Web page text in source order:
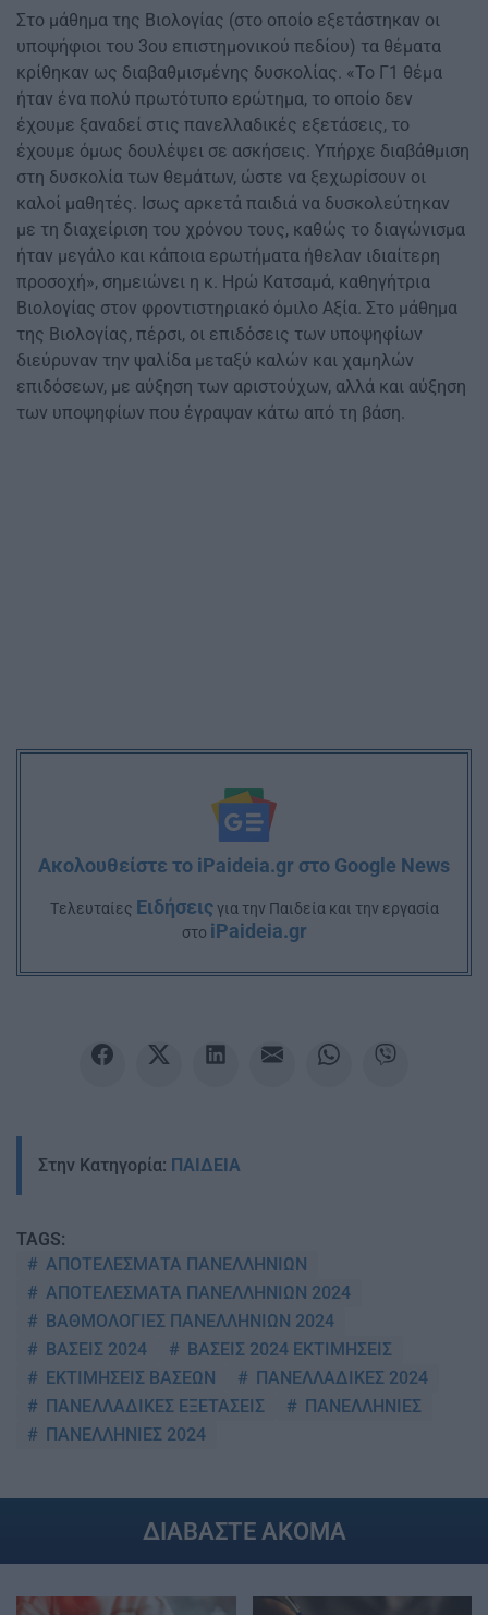
Στο μάθημα της Βιολογίας (στο οποίο εξετάστηκαν οι
υποψήφιοι του 3ου επιστημονικού πεδίου) τα θέματα
κρίθηκαν ως διαβαθμισμένης δυσκολίας. «Το Γ1 θέμα
ήταν ένα πολύ πρωτότυπο ερώτημα, το οποίο δεν
έχουμε ξαναδεί στις πανελλαδικές εξετάσεις, το
έχουμε όμως δουλέψει σε ασκήσεις. Υπήρχε διαβάθμιση
στη δυσκολία των θεμάτων, ώστε να ξεχωρίσουν οι
καλοί μαθητές. Ισως αρκετά παιδιά να δυσκολεύτηκαν
με τη διαχείριση του χρόνου τους, καθώς το διαγώνισμα
ήταν μεγάλο και κάποια ερωτήματα ήθελαν ιδιαίτερη
προσοχή», σημειώνει η κ. Ηρώ Κατσαμά, καθηγήτρια
Βιολογίας στον φροντιστηριακό όμιλο Αξία. Στο μάθημα
της Βιολογίας, πέρσι, οι επιδόσεις των υποψηφίων
διεύρυναν την ψαλίδα μεταξύ καλών και χαμηλών
επιδόσεων, με αύξηση των αριστούχων, αλλά και αύξηση
των υποψηφίων που έγραψαν κάτω από τη βάση.
Ακολουθείστε το iPaideia.gr στο Google News
Tελευταίες Ειδήσειςγια την Παιδεία και την εργασία
στο iPaideia.gr
Στην Κατηγορία: ΠΑΙΔΕΙΑ
TAGS:
ΑΠΟΤΕΛΕΣΜΑΤΑ ΠΑΝΕΛΛΗΝΙΩΝ
ΑΠΟΤΕΛΕΣΜΑΤΑ ΠΑΝΕΛΛΗΝΙΩΝ 2024
ΒΑΘΜΟΛΟΓΙΕΣ ΠΑΝΕΛΛΗΝΙΩΝ 2024
ΒΑΣΕΙΣ 2024
ΒΑΣΕΙΣ 2024 ΕΚΤΙΜΗΣΕΙΣ
ΕΚΤΙΜΗΣΕΙΣ ΒΑΣΕΩΝ
ΠΑΝΕΛΛΑΔΙΚΕΣ 2024
ΠΑΝΕΛΛΑΔΙΚΕΣ ΕΞΕΤΑΣΕΙΣ
ΠΑΝΕΛΛΗΝΙΕΣ
ΠΑΝΕΛΛΗΝΙΕΣ 2024
ΔΙΑΒΑΣΤΕ ΑΚΟΜΑ